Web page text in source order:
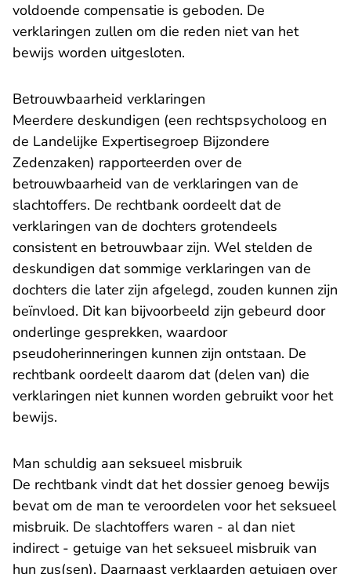
voldoende compensatie is geboden. De
verklaringen zullen om die reden niet van het
bewijs worden uitgesloten.
Betrouwbaarheid verklaringen
Meerdere deskundigen (een rechtspsycholoog en
de Landelijke Expertisegroep Bijzondere
Zedenzaken) rapporteerden over de
betrouwbaarheid van de verklaringen van de
slachtoffers. De rechtbank oordeelt dat de
verklaringen van de dochters grotendeels
consistent en betrouwbaar zijn. Wel stelden de
deskundigen dat sommige verklaringen van de
dochters die later zijn afgelegd, zouden kunnen zijn
beïnvloed. Dit kan bijvoorbeeld zijn gebeurd door
onderlinge gesprekken, waardoor
pseudoherinneringen kunnen zijn ontstaan. De
rechtbank oordeelt daarom dat (delen van) die
verklaringen niet kunnen worden gebruikt voor het
bewijs.
Man schuldig aan seksueel misbruik
De rechtbank vindt dat het dossier genoeg bewijs
bevat om de man te veroordelen voor het seksueel
misbruik. De slachtoffers waren - al dan niet
indirect - getuige van het seksueel misbruik van
hun zus(sen). Daarnaast verklaarden getuigen over